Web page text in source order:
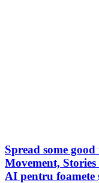
Spread some
Movement,
AI pentru foamete